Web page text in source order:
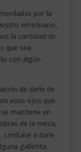
por la
veterinario,
la cantidad de
que sea
con algún
de darle de
esos ojos que
mantiene en
de la mesa,
Limítate a darle
galletita